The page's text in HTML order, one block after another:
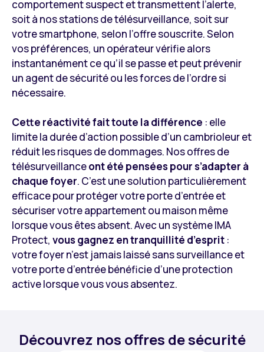
comportement suspect et transmettent l’alerte,
soit à nos stations de télésurveillance, soit sur
votre smartphone, selon l’offre souscrite. Selon
vos préférences, un opérateur vérifie alors
instantanément ce qu’il se passe et peut prévenir
un agent de sécurité ou les forces de l’ordre si
nécessaire.
Cette réactivité fait toute la différence : elle
limite la durée d’action possible d’un cambrioleur et
réduit les risques de dommages. Nos offres de
télésurveillanceont été pensées pour s’adapter à
chaque foyer. C’est une solution particulièrement
efficace pour protéger votre porte d’entrée et
sécuriser votre appartement ou maison même
lorsque vous êtes absent. Avec un système IMA
Protect, vous gagnez en tranquillité d’esprit :
votre foyer n’est jamais laissé sans surveillance et
votre porte d’entrée bénéficie d’une protection
active lorsque vous vous absentez.
Découvrez nos offres de sécurité